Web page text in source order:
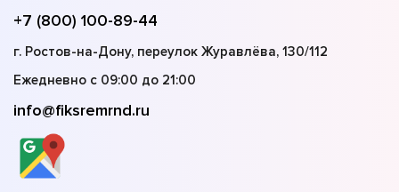
+7 (800) 100-89-44
г. Ростов-на-Дону, переулок Журавлёва, 130/112
Ежедневно с 09:00 до 21:00
info@fiksremrnd.ru